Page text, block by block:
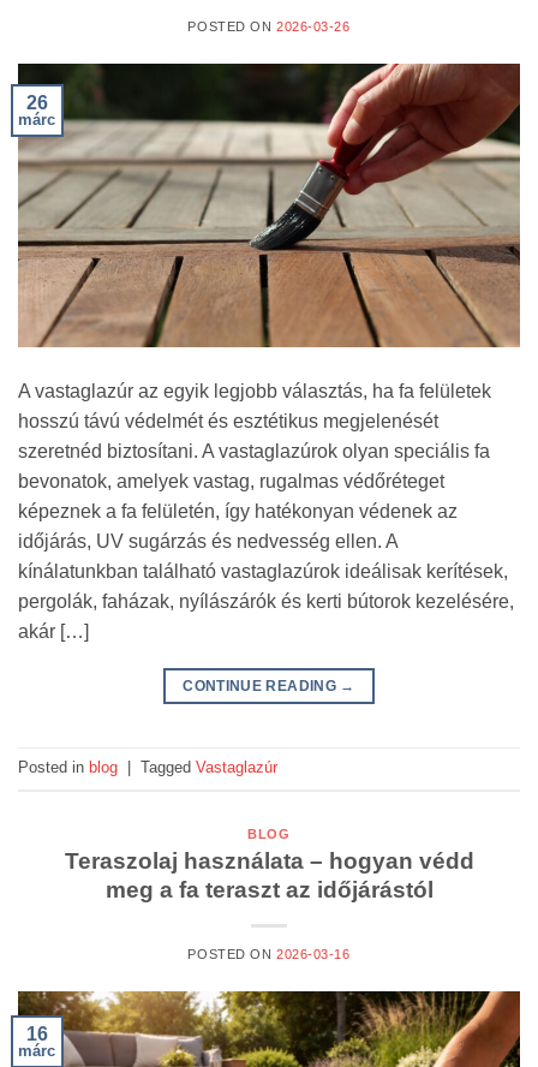
POSTED ON 2026-03-26
26
márc
A vastaglazúr az egyik legjobb választás, ha fa felületek
hosszú távú védelmét és esztétikus megjelenését
szeretnéd biztosítani. A vastaglazúrok olyan speciális fa
bevonatok, amelyek vastag, rugalmas védőréteget
képeznek a fa felületén, így hatékonyan védenek az
időjárás, UV sugárzás és nedvesség ellen. A
kínálatunkban található vastaglazúrok ideálisak kerítések,
pergolák, faházak, nyílászárók és kerti bútorok kezelésére,
akár […]
CONTINUE READING →
Posted in blog Tagged Vastaglazúr
BLOG
Teraszolaj használata – hogyan védd
meg a fa teraszt az időjárástól
POSTED ON 2026-03-16
16
márc